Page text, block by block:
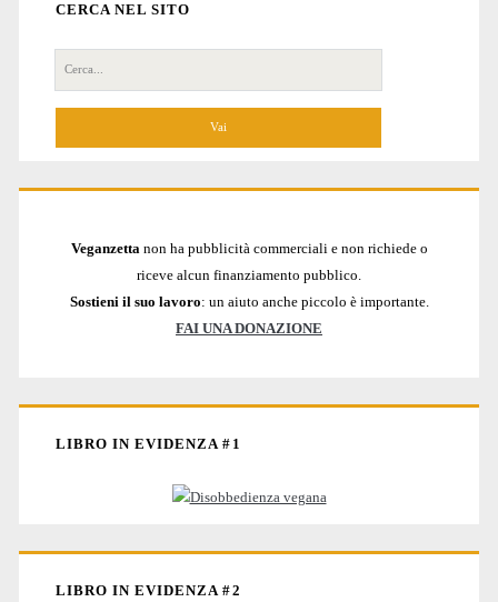
CERCA NEL SITO
Cerca
per:
Veganzetta non ha pubblicità commerciali e non richiede o
riceve alcun finanziamento pubblico.
Sostieni il suo lavoro: un aiuto anche piccolo è importante.
FAI UNA DONAZIONE
LIBRO IN EVIDENZA #1
LIBRO IN EVIDENZA #2